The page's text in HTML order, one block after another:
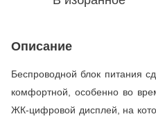
Описание
Беспроводной блок питания
комфортной, особенно во
ЖК-цифровой дисплей, на